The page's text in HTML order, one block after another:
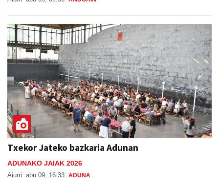
Txekor Jateko bazkaria Adunan
ADUNAKO JAIAK 2026